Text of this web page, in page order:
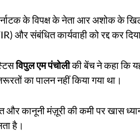
के विपक्ष के नेता आर अशोक के
और संबंधित कार्यवाही को रद्द कर
विपुल एम पंचोलीकी बेंच ने कहा कि
का पालन नहीं किया गया था।
और कानूनी मंज़ूरी की कमी पर खास
है।